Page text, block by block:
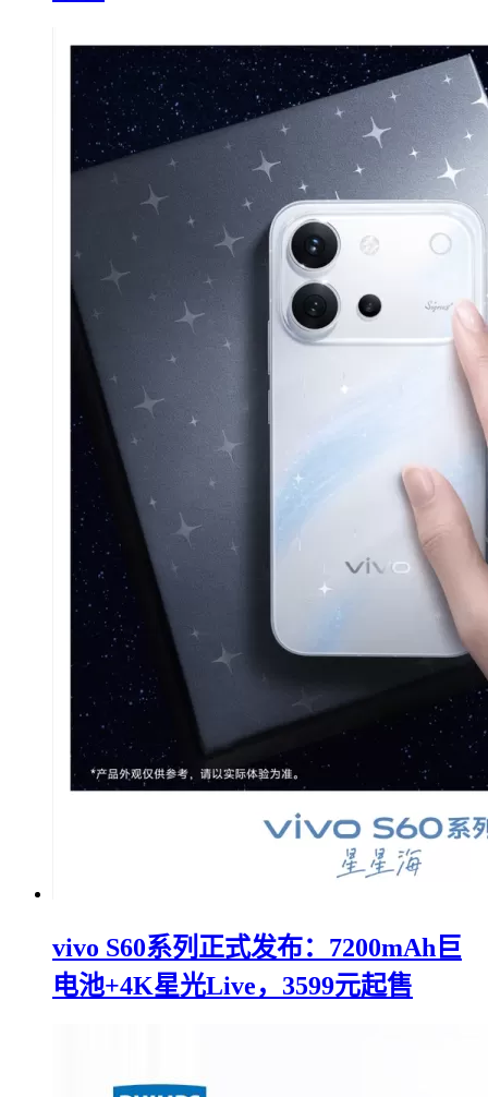
vivo S60系列正式发布：7200mAh巨
电池+4K星光Live，3599元起售